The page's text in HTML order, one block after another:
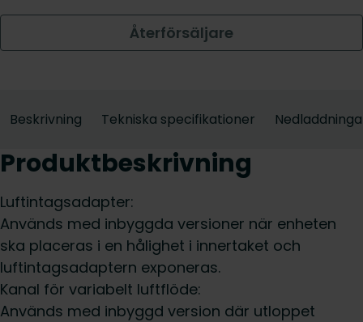
Återförsäljare
Beskrivning Tekniska specifikationer
Produktbeskrivning
Luftintagsadapter:
Används med inbyggda versioner när enheten
ska placeras i en hålighet i innertaket och
luftintagsadaptern exponeras.
Kanal för variabelt luftflöde:
Används med inbyggd version där utloppet